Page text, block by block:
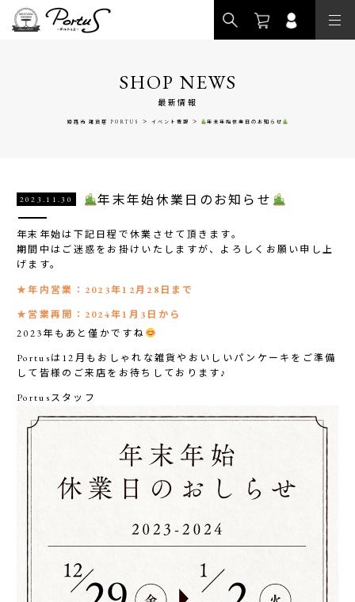
SHOP NEWS
最新情報
姫路市 雑貨店 PORTUS > イベント情報 > 年末年始休業日のお知らせ
2023.11.30 年末年始休業日のお知らせ
年末年始は下記日程で休業させて頂きます。
期間中はご迷惑をお掛けいたしますが、よろしくお願い申し上
げます。
★年内営業：2023年12月28日まで
★営業再開：2024年1月3日から
2023年もあと僅かですね
Portusは12月もおしゃれな雑貨やおいしいパンケーキをご準備
して皆様のご来店をお待ちしております♪
Portusスタッフ